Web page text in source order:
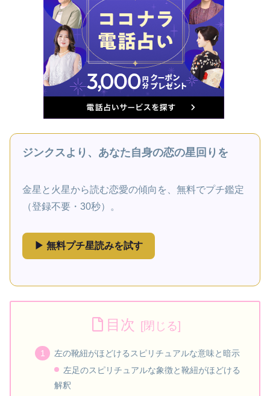
ジンクスより、あなた自身の恋の星回りを
金星と火星から読む恋愛の傾向を、無料でプチ鑑定
（登録不要・30秒）。
▶ 無料プチ星読みを試す
目次
左の靴紐がほどけるスピリチュアルな意味と暗示
左足のスピリチュアルな象徴と靴紐がほどける
解釈